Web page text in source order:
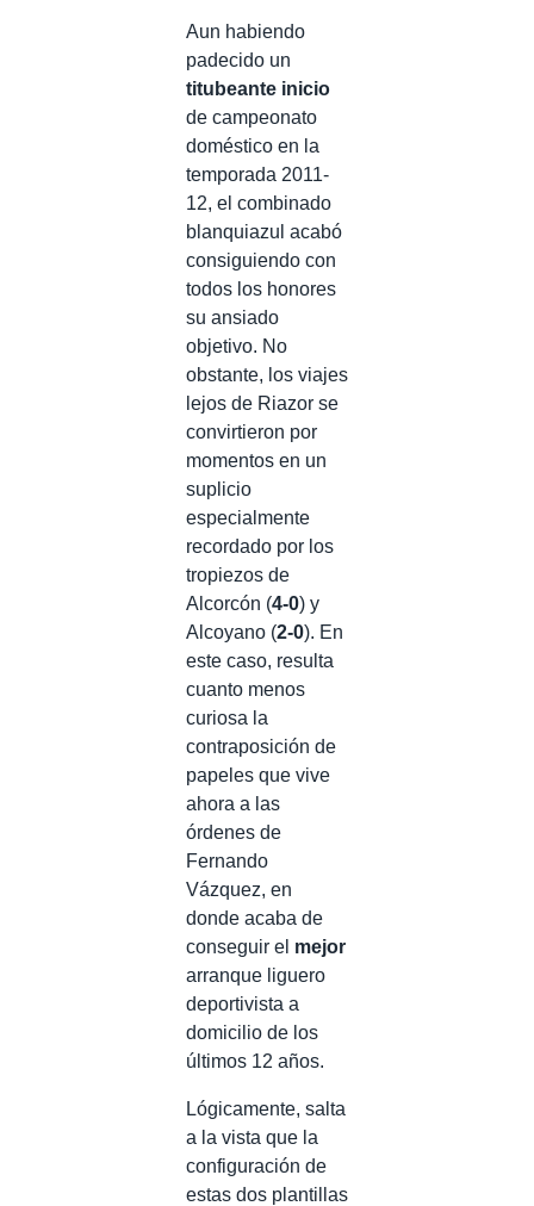
Aun habiendo
padecido un
titubeante inicio
de campeonato
doméstico en la
temporada 2011-
12, el combinado
blanquiazul acabó
consiguiendo con
todos los honores
su ansiado
objetivo. No
obstante, los viajes
lejos de Riazor se
convirtieron por
momentos en un
suplicio
especialmente
recordado por los
tropiezos de
Alcorcón (4-0) y
Alcoyano (2-0). En
este caso, resulta
cuanto menos
curiosa la
contraposición de
papeles que vive
ahora a las
órdenes de
Fernando
Vázquez, en
donde acaba de
conseguir el mejor
arranque liguero
deportivista a
domicilio de los
últimos 12 años.
Lógicamente, salta
a la vista que la
configuración de
estas dos plantillas